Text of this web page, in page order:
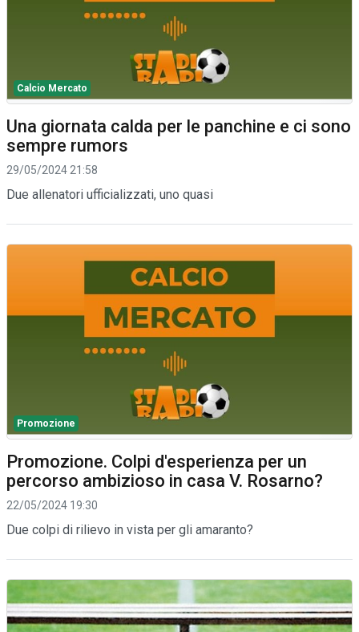
Calcio Mercato
Una giornata calda per le panchine e ci sono
sempre rumors
29/05/2024 21:58
Due allenatori ufficializzati, uno quasi
Promozione
Promozione. Colpi d'esperienza per un
percorso ambizioso in casa V. Rosarno?
22/05/2024 19:30
Due colpi di rilievo in vista per gli amaranto?